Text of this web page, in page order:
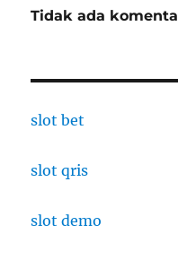
Tidak ada
slot bet
slot qris
slot demo